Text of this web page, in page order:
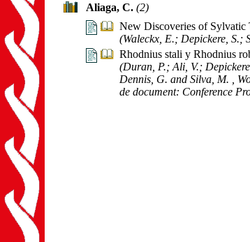
Aliaga, C. (2)
New Discoveries of Sylvatic
(Waleckx, E.; Depickere,
Rhodnius stali y Rhodnius
(Duran, P.; Ali, V.;
Dennis, G. and Silva, M.
,
de document: Conference